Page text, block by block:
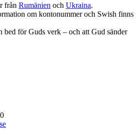
från Rumänien och Ukraina.
om kontonummer och Swish finns
bed för Guds verk – och att Gud sänder